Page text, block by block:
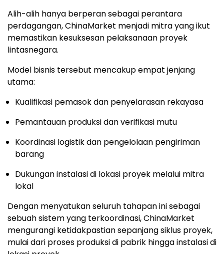
Alih-alih hanya berperan sebagai perantara
perdagangan, ChinaMarket menjadi mitra yang ikut
memastikan kesuksesan pelaksanaan proyek
lintasnegara.
Model bisnis tersebut mencakup empat jenjang
utama:
Kualifikasi pemasok dan penyelarasan rekayasa
Pemantauan produksi dan verifikasi mutu
Koordinasi logistik dan pengelolaan pengiriman
barang
Dukungan instalasi di lokasi proyek melalui mitra
lokal
Dengan menyatukan seluruh tahapan ini sebagai
sebuah sistem yang terkoordinasi, ChinaMarket
mengurangi ketidakpastian sepanjang siklus proyek,
mulai dari proses produksi di pabrik hingga instalasi di